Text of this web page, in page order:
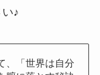
♪
、「世界は自分